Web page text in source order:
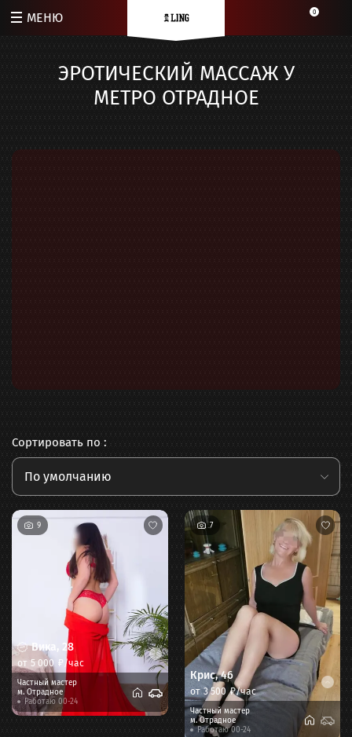
МЕНЮ 0
ЭРОТИЧЕСКИЙ МАССАЖ У
МЕТРО ОТРАДНОЕ
Сортировать по :
По умолчанию
Вика , 28
от 5 000 ₽/час
Частный мастер
м.Отрадное
Работаю 00-24
9
Крис,46
от3 500 ₽/час
Частный мастер
м.Отрадное
Работаю 00-24
7